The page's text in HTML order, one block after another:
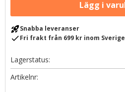
rocket_launchSnabba leveranser
checkFri frakt från 699 kr inom Sverige
Lagerstatus
Artikelnr